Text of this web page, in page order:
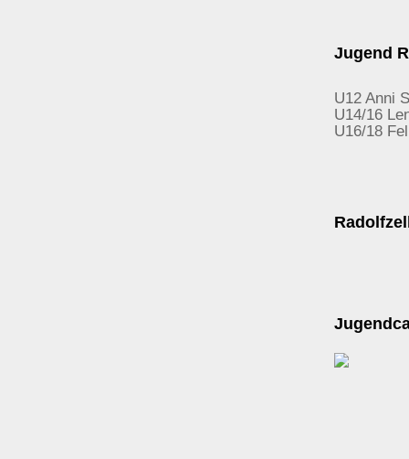
Jugend
U12 Anni
U14/16
U16/18